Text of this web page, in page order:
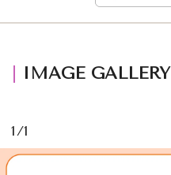
WEDDING
SDGs
IMAGE GALLERY
1/1